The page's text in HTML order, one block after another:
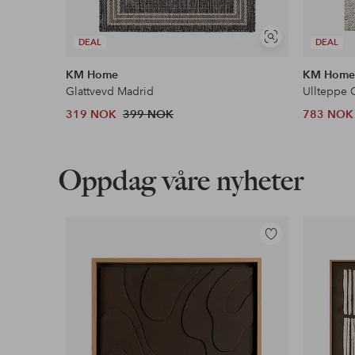
DEAL
Vis
KM Home
Glattvevd Madrid
319 NOK 399 NOK
DEAL
KM Home
Ullteppe
783 NOK
Oppdag våre nyheter
Legg
til